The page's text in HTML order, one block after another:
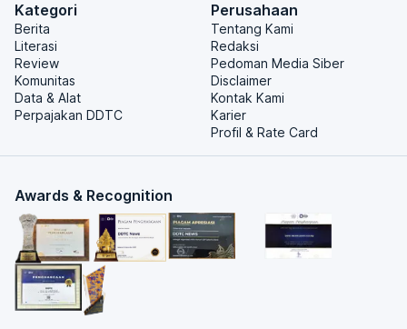
Kategori
Berita
Literasi
Review
Komunitas
Data & Alat
Perpajakan DDTC
Perusahaan
Tentang Kami
Redaksi
Pedoman Media Siber
Disclaimer
Kontak Kami
Karier
Profil & Rate Card
Awards & Recognition